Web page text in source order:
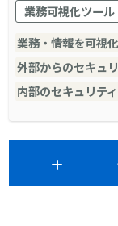
業務可視化ツール
業務・情報を可視
外部からのセキュ
内部のセキュリテ